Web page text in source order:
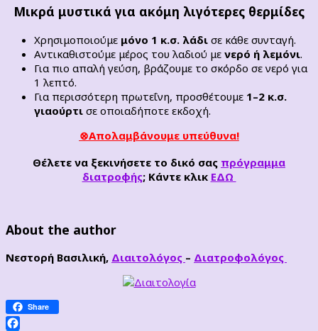
Μικρά μυστικά για ακόμη λιγότερες θερμίδες
Χρησιμοποιούμε μόνο 1 κ.σ. λάδι σε κάθε συνταγή.
Αντικαθιστούμε μέρος του λαδιού με νερό ή λεμόνι.
Για πιο απαλή γεύση, βράζουμε το σκόρδο σε νερό για
1 λεπτό.
Για περισσότερη πρωτεΐνη, προσθέτουμε 1–2 κ.σ.
γιαούρτι σε οποιαδήποτε εκδοχή.
⊗Απολαμβάνουμε υπεύθυνα!
Θέλετε να ξεκινήσετε το δικό σας πρόγραμμα
διατροφής; Κάντε κλικ ΕΔΩ
About the author
Νεστορή Βασιλική, Διαιτολόγος – Διατροφολόγος
Share